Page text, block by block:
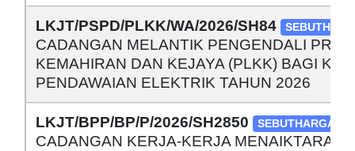
LKJT/PSPD/PLKK/WA/2026/SH84
CADANGAN MELANTIK PENGENDALI
KEMAHIRAN DAN KEJAYA (PLKK) BAGI
PENDAWAIAN ELEKTRIK TAHUN 2026
LKJT/BPP/BP/P/2026/SH2850 SEBUTHARGA
CADANGAN KERJA-KERJA MENAIKTARAF